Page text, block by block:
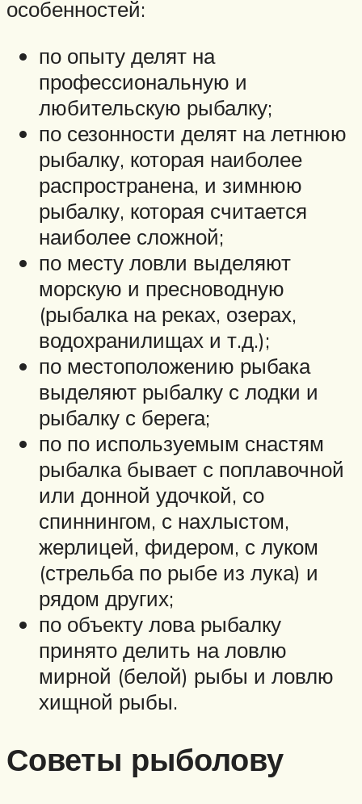
особенностей:
по опыту делят на
профессиональную и
любительскую рыбалку;
по сезонности делят на летнюю
рыбалку, которая наиболее
распространена, и зимнюю
рыбалку, которая считается
наиболее сложной;
по месту ловли выделяют
морскую и пресноводную
(рыбалка на реках, озерах,
водохранилищах и т.д.);
по местоположению рыбака
выделяют рыбалку с лодки и
рыбалку с берега;
по по используемым снастям
рыбалка бывает с поплавочной
или донной удочкой, со
спиннингом, с нахлыстом,
жерлицей, фидером, с луком
(стрельба по рыбе из лука) и
рядом других;
по объекту лова рыбалку
принято делить на ловлю
мирной (белой) рыбы и ловлю
хищной рыбы.
Советы рыболову